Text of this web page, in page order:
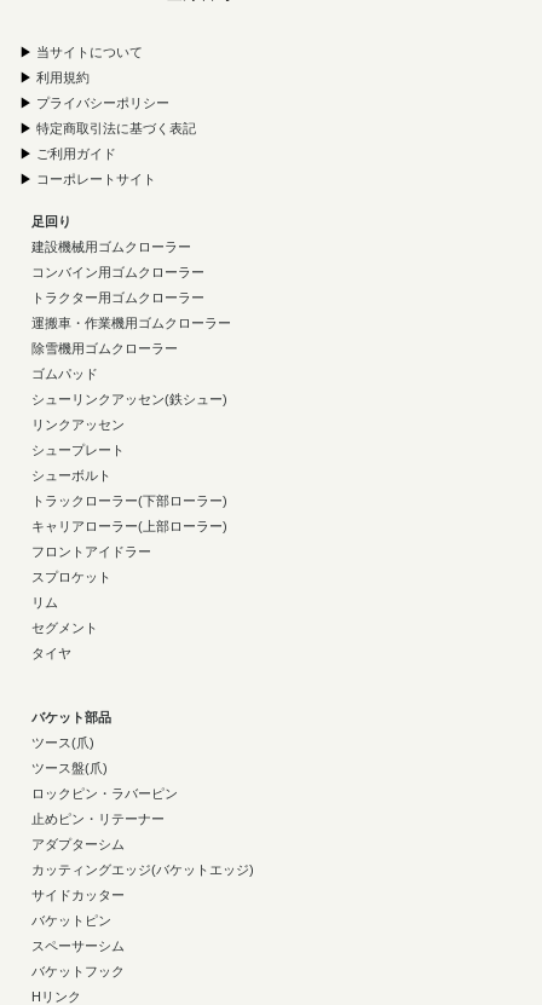
▶ 当サイトについて
▶ 利用規約
▶ プライバシーポリシー
▶ 特定商取引法に基づく表記
▶ ご利用ガイド
▶ コーポレートサイト
足回り
建設機械用ゴムクローラー
コンバイン用ゴムクローラー
トラクター用ゴムクローラー
運搬車・作業機用ゴムクローラー
除雪機用ゴムクローラー
ゴムパッド
シューリンクアッセン(鉄シュー)
リンクアッセン
シュープレート
シューボルト
トラックローラー(下部ローラー)
キャリアローラー(上部ローラー)
フロントアイドラー
スプロケット
リム
セグメント
タイヤ
バケット部品
ツース(爪)
ツース盤(爪)
ロックピン・ラバーピン
止めピン・リテーナー
アダプターシム
カッティングエッジ(バケットエッジ)
サイドカッター
バケットピン
スペーサーシム
バケットフック
Hリンク